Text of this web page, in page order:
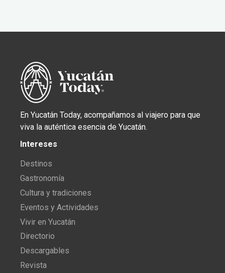
En Yucatán Today, acompañamos al viajero para que
viva la auténtica esencia de Yucatán.
Intereses
Destinos
Gastronomía
Cultura y tradiciones
Eventos y Actividades
Vivir en Yucatán
Directorio
Descargables
Revista